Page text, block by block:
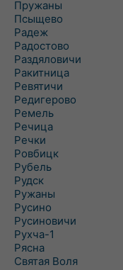
Пружаны
Псыщево
Радеж
Радостово
Раздяловичи
Ракитница
Ревятичи
Редигерово
Ремель
Речица
Речки
Ровбицк
Рубель
Рудск
Ружаны
Русино
Русиновичи
Рухча-1
Рясна
Святая Воля